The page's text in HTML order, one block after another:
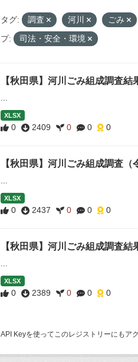
タグ: 調査 河川 ごみ
プ:
司法・安全・環境
【秋田県】河川ごみ組成調査結
XLSX
0 2409 0 0 0
【秋田県】河川ごみ組成調査（
XLSX
0 2437 0 0 0
【秋田県】河川ごみ組成調査結
XLSX
0 2389 0 0 0
API Keyを使ってこのレジストリーにもア